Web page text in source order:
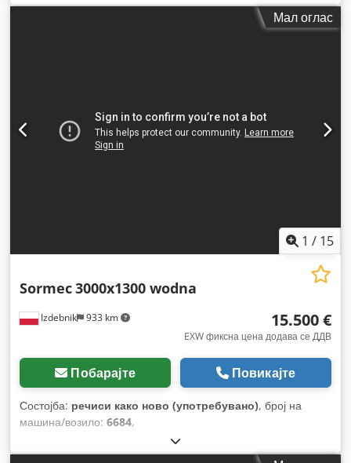
Мал оглас
1 / 15
Izdebnik 933 km
Sormec3000x1300 wodna
15.500 €
EXW фиксна цена додава се ДДВ
Побарајте Повикајте
Состојба: речиси како ново (употребувано), број на
машина/возило: 6684,